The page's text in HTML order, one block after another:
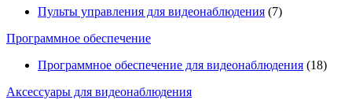
Пульты управления для видеонаблюдения (7)
Программное обеспечение
Программное обеспечение для видеонаблюдения (18)
Аксессуары для видеонаблюдения